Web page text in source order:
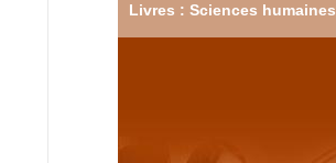
Livres : Sciences humaines